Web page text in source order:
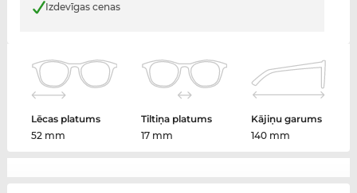
Izdevīgas cenas
Lēcas platums
52 mm
Tiltiņa platums
17 mm
Kājiņu garums
140 mm